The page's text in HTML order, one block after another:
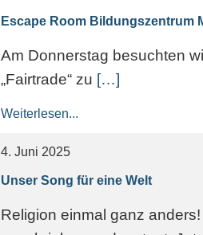
Escape Room Bildungszentrum
Am Donnerstag besuchten
„Fairtrade“ zu […]
Weiterlesen...
4. Juni 2025
Unser Song für eine Welt
Religion einmal ganz